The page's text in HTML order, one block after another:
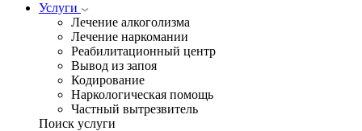
Услуги
Лечение алкоголизма
Лечение наркомании
Реабилитационный центр
Вывод из запоя
Кодирование
Наркологическая помощь
Частный вытрезвитель
Поиск услуги